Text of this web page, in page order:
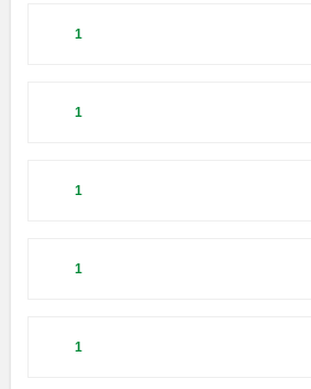
1
1
1
1
1